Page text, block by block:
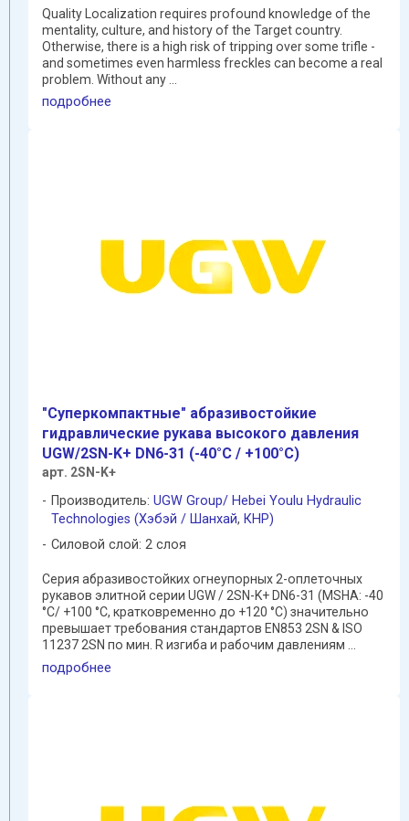
Quality Localization requires profound knowledge of the
mentality, culture, and history of the Target country.
Otherwise, there is a high risk of tripping over some trifle -
and sometimes even harmless freckles can become a real
problem. Without any ...
подробнее
"Суперкомпактные" абразивостойкие
гидравлические рукава высокого давления
UGW/2SN-K+ DN6-31 (-40°C / +100°C)
арт. 2SN-K+
Производитель: UGW Group/ Hebei Youlu Hydraulic
Technologies (Хэбэй / Шанхай, КНР)
Силовой слой: 2 слоя
Cерия абразивостойких огнеупорных 2-оплеточных
рукавов элитной серии UGW / 2SN-K+ DN6-31 (MSHA: -40
°C/ +100 °C, кратковременно до +120 °C) значительно
превышает требования стандартов EN853 2SN & ISO
11237 2SN по мин. R изгиба и рабочим давлениям ...
подробнее